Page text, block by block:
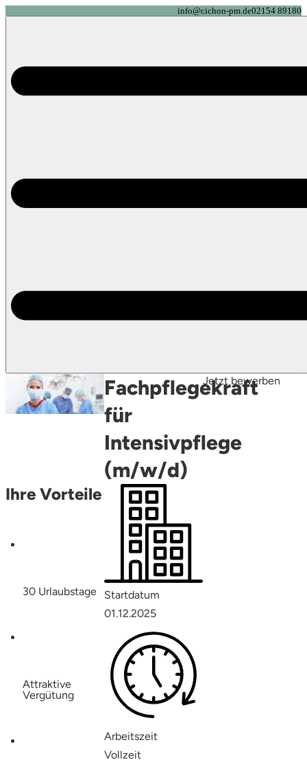
info@cichon-pm.de02154 89180
Fachpflegekraft
für
Intensivpflege
(m/w/d)
Jetzt bewerben
Ihre Vorteile
30 Urlaubstage
Attraktive
Vergütung
Startdatum
01.12.2025
Arbeitszeit
Vollzeit